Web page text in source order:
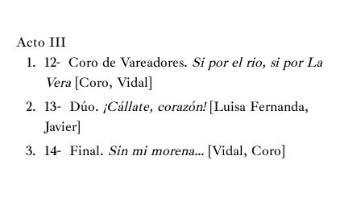
Acto III
12- Coro de Vareadores. Si por el rio, si por La
Vera [Coro, Vidal]
13- Dúo. ¡Cállate, corazón![Luisa Fernanda,
Javier]
14- Final. Sin mi morena… [Vidal, Coro]